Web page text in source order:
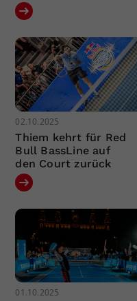
02.10.2025
Thiem kehrt für Red
Bull BassLine auf
den Court zurück
01.10.2025